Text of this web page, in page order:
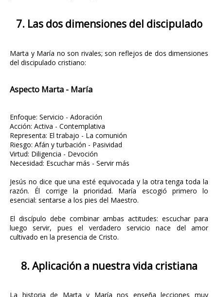
7. Las dos dimensiones del discipulado
Marta y María no son rivales; son reflejos de dos dimensiones
del discipulado cristiano:
Aspecto Marta - María
Enfoque: Servicio - Adoración
Acción: Activa - Contemplativa
Representa: El trabajo - La comunión
Riesgo: Afán y turbación - Pasividad
Virtud: Diligencia - Devoción
Necesidad: Escuchar más - Servir más
Jesús no dice que una esté equivocada y la otra tenga toda la
razón. Él corrige la prioridad. María escogió primero lo
esencial: sentarse a los pies del Maestro.
El discípulo debe combinar ambas actitudes: escuchar para
luego servir, pues el verdadero servicio nace del amor
cultivado en la presencia de Cristo.
8. Aplicación a nuestra vida cristiana
La historia de Marta y María nos enseña lecciones muy